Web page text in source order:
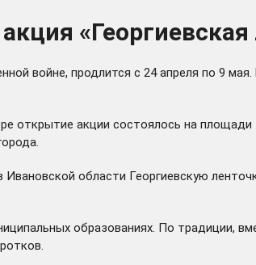
«Георгиевская
войне, продлится с 24 апреля по 9
открытие акции состоялось на
области Георгиевскую
образованиях. По традиции,